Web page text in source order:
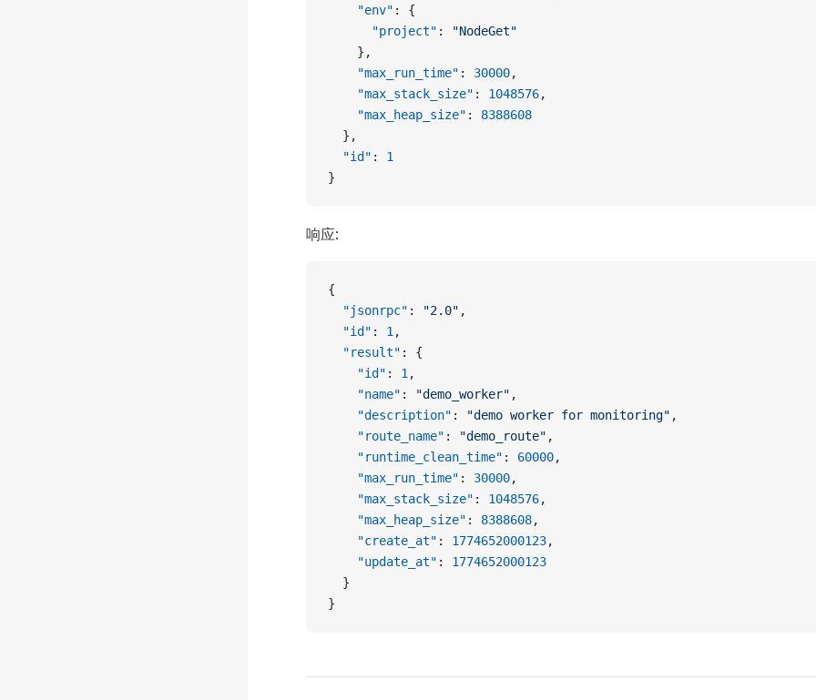
    "env"
: {
      "project"
:
"NodeGet"
    },
    "max_run_time"
: 30000,
    "max_stack_size"
: 1048576,
    "max_heap_size"
: 8388608
  },
  "id"
: 1
}
响应:
{
  "jsonrpc"
: "2.0" ,
  "id"
: 1 ,
  "result"
: {
    "id"
: 1 ,
    "name"
: "demo_worker" ,
    "description"
: "demo worker for monitoring" ,
    "route_name"
: "demo_route" ,
    "runtime_clean_time"
: 60000,
    "max_run_time"
: 30000,
    "max_stack_size"
: 1048576,
    "max_heap_size"
: 8388608,
    "create_at"
: 1774652000123,
    "update_at"
: 1774652000123
  }
}